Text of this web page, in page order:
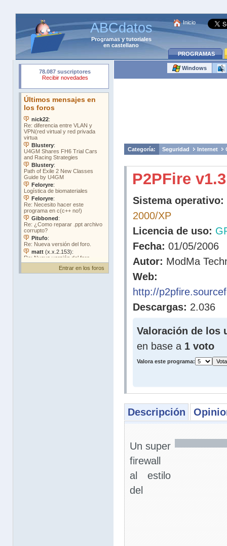
ABCdatos
Programasytutoriales
en castellano
Inicio
PROGRAMAS
Entrar en los foros
Windows
Categoría: Seguridad Internet
P2PFire
Sistema operativo:
2000/XP
Licencia de uso:
Fecha: 01/05/2006
Autor: ModMa
Web:
http://
Descargas: 2.036
Valoración de los
en base a 1 voto
Valora este programa:
Descripción
Un super
firewall
al estilo
del